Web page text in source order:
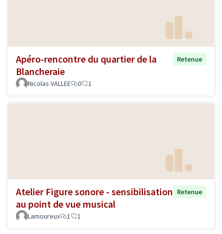
Apéro-rencontre du quartier de la
Blancheraie
Retenue
Nicolas VALLEE 0 1
Atelier Figure sonore - sensibilisation
au point de vue musical
Retenue
Lamoureux 1 1